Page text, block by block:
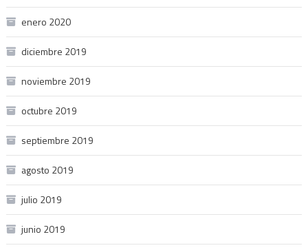
enero 2020
diciembre 2019
noviembre 2019
octubre 2019
septiembre 2019
agosto 2019
julio 2019
junio 2019